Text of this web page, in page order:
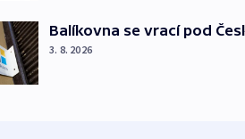
Balíkovna se vrací pod
3. 8. 2026